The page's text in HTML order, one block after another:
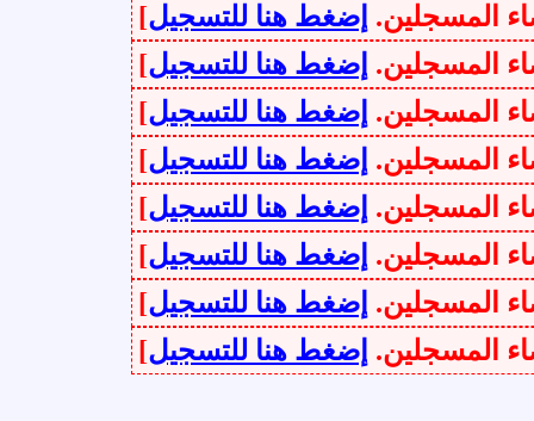
إضغط هنا للتسجيل]
إضغط هنا للتسجيل]
إضغط هنا للتسجيل]
إضغط هنا للتسجيل]
إضغط هنا للتسجيل]
إضغط هنا للتسجيل]
إضغط هنا للتسجيل]
إضغط هنا للتسجيل]